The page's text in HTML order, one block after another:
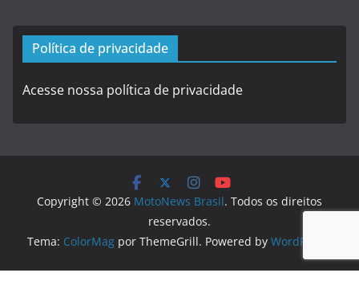
Política de privacidade
Acesse nossa política de privacidade
Copyright © 2026 MotoNews Brasil. Todos os direitos
reservados.
Tema: ColorMag por ThemeGrill. Powered by WordPress